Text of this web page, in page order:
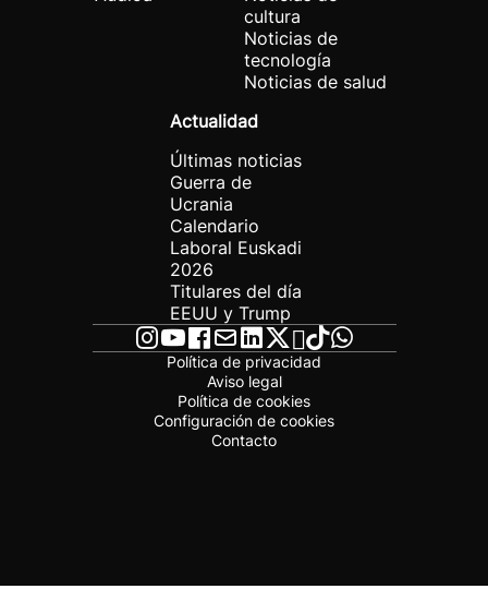
cultura
Noticias de
tecnología
Noticias de salud
Actualidad
Últimas noticias
Guerra de
Ucrania
Calendario
Laboral Euskadi
2026
Titulares del día
EEUU y Trump
Política de privacidad
Aviso legal
Política de cookies
Configuración de cookies
Contacto